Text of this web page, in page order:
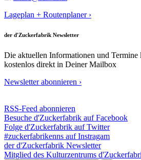
Lageplan + Routenplaner ›
der d'Zuckerfabrik Newsletter
Die aktuellen Informationen und
kostenlos direkt in Deiner Mailbox
Newsletter abonnieren ›
RSS-Feed abonnieren
Besuche d'Zuckerfabrik auf Facebook
Folge d'Zuckerfabrik auf Twitter
#zuckerfabrikenns auf Instragam
der d'Zuckerfabrik Newsletter
Mitglied des Kulturzentrums